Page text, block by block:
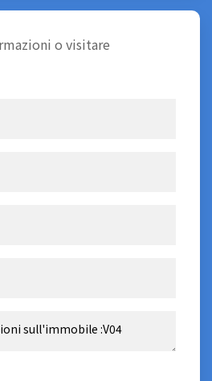
o visitare